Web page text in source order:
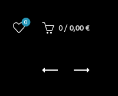
0
0 / 0,00 €